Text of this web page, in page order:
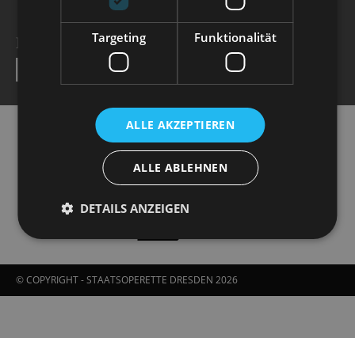
NEWSLETTER
© COPYRIGHT - STAATSOPERETTE DRESDEN 2026
Targeting Funktionalität
ALLE AKZEPTIEREN
ALLE ABLEHNEN
DETAILS ANZEIGEN